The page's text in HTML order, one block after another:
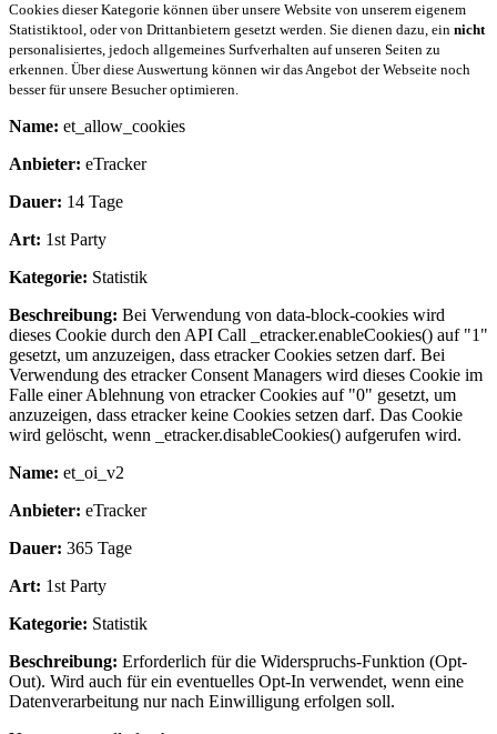
Cookies dieser Kategorie können über unsere Website von unserem eigenem
Statistiktool, oder von Drittanbietern gesetzt werden. Sie dienen dazu, ein nicht
personalisiertes, jedoch allgemeines Surfverhalten auf unseren Seiten zu
erkennen. Über diese Auswertung können wir das Angebot der Webseite noch
besser für unsere Besucher optimieren.
Name: et_allow_cookies
Anbieter: eTracker
Dauer: 14 Tage
Art: 1st Party
Kategorie: Statistik
Beschreibung: Bei Verwendung von data-block-cookies wird
dieses Cookie durch den API Call _etracker.enableCookies() auf "1"
gesetzt, um anzuzeigen, dass etracker Cookies setzen darf. Bei
Verwendung des etracker Consent Managers wird dieses Cookie im
Falle einer Ablehnung von etracker Cookies auf "0" gesetzt, um
anzuzeigen, dass etracker keine Cookies setzen darf. Das Cookie
wird gelöscht, wenn _etracker.disableCookies() aufgerufen wird.
Name: et_oi_v2
Anbieter: eTracker
Dauer: 365 Tage
Art: 1st Party
Kategorie: Statistik
Beschreibung: Erforderlich für die Widerspruchs-Funktion (Opt-
Out). Wird auch für ein eventuelles Opt-In verwendet, wenn eine
Datenverarbeitung nur nach Einwilligung erfolgen soll.